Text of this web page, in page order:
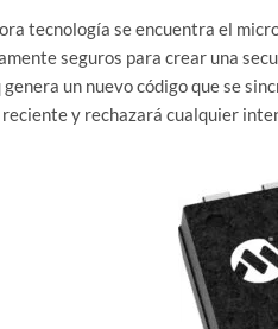
tecnología se encuentra el
seguros para crear una
un nuevo código que se
y rechazará cualquier